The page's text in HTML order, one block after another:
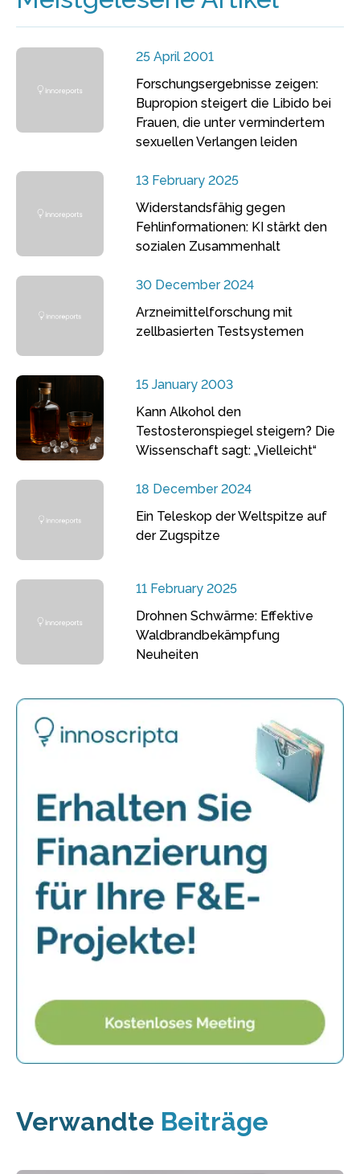
25 April 2001
Forschungsergebnisse zeigen:
Bupropion steigert die Libido bei
Frauen, die unter vermindertem
sexuellen Verlangen leiden
13 February 2025
Widerstandsfähig gegen
Fehlinformationen: KI stärkt den
sozialen Zusammenhalt
30 December 2024
Arzneimittelforschung mit
zellbasierten Testsystemen
15 January 2003
Kann Alkohol den
Testosteronspiegel steigern? Die
Wissenschaft sagt: „Vielleicht“
18 December 2024
Ein Teleskop der Weltspitze auf
der Zugspitze
11 February 2025
Drohnen Schwärme: Effektive
Waldbrandbekämpfung
Neuheiten
Verwandte Beiträge